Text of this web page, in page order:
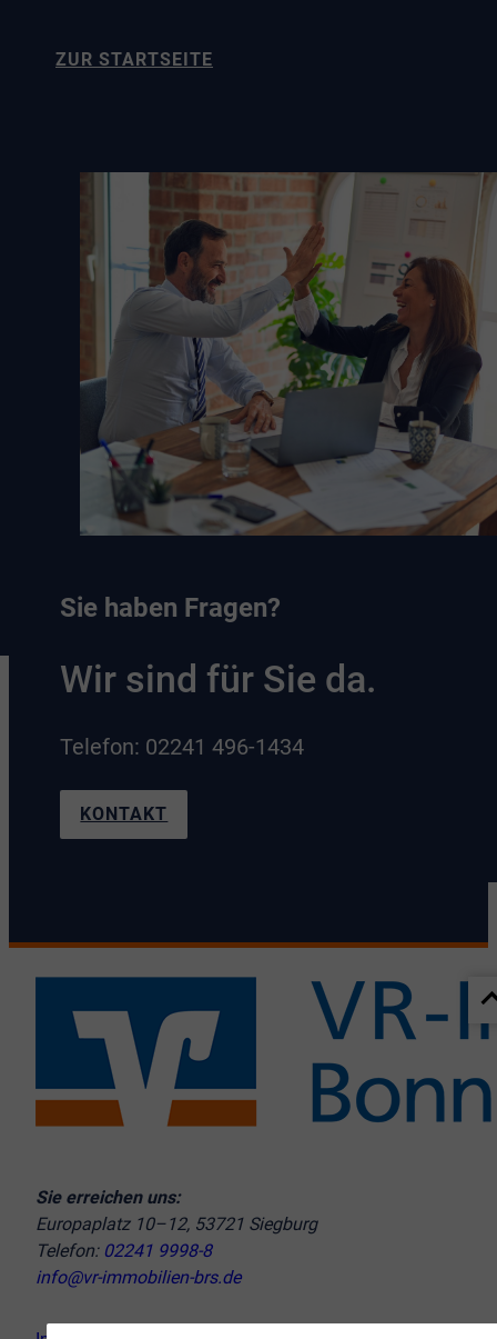
ZUR STARTSEITE
Sie haben Fragen?
Wir sind für Sie da.
Telefon: 02241 496-1434
KONTAKT
Sie erreichen uns:
Europaplatz 10–12, 53721 Siegburg
Telefon: 02241 9998-8
info@vr-immobilien-brs.de